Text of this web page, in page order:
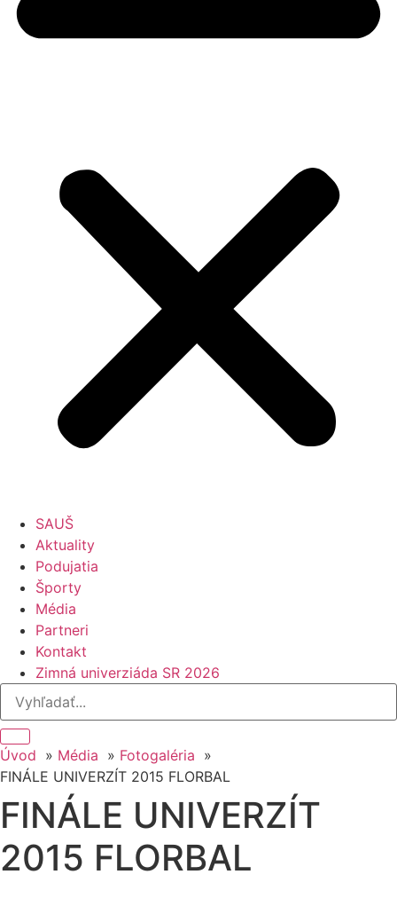
SAUŠ
Aktuality
Podujatia
Športy
Média
Partneri
Kontakt
Zimná univerziáda SR 2026
Úvod Média
Fotogaléria
FINÁLE UNIVERZÍT 2015 FLORBAL
FINÁLE UNIVERZÍT
2015 FLORBAL